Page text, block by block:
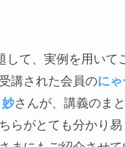
して、実例を用いて
講された会員のにゃ
さんが、講義のま
らがとても分かり